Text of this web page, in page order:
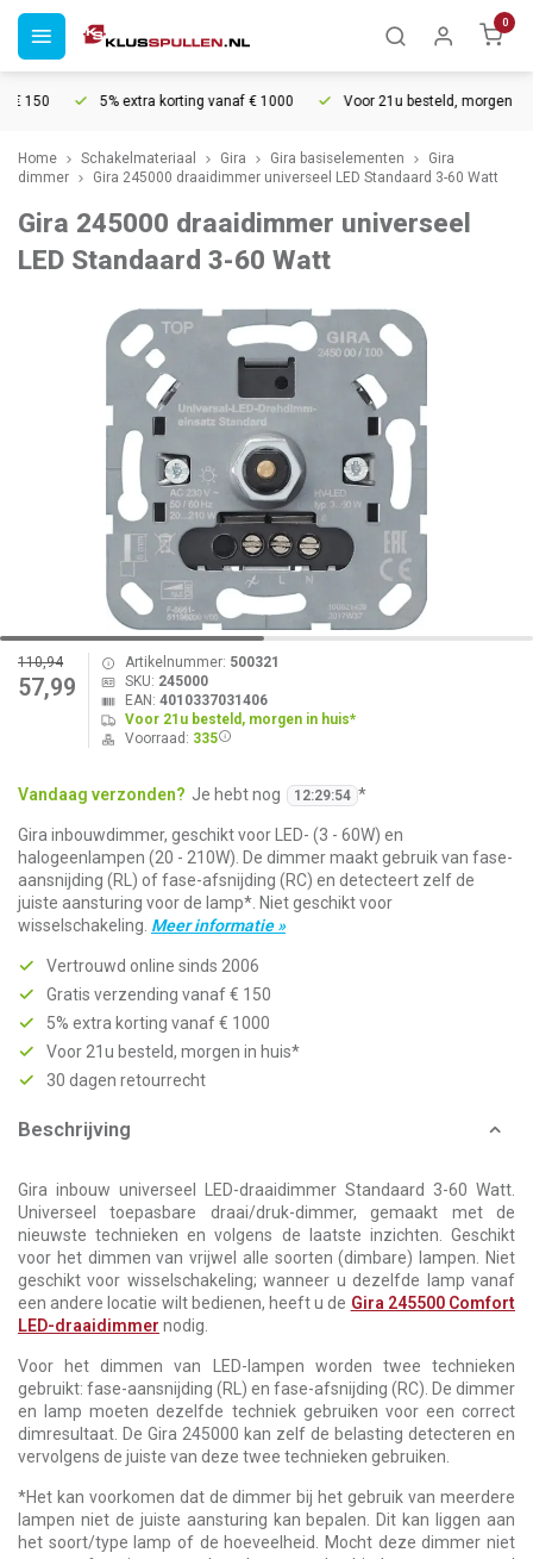
0
5% extra korting vanaf € 1000 Voor 21u besteld, morgen in huis*
Home Schakelmateriaal Gira Gira basiselementen
Gira
dimmer
Gira 245000 draaidimmer universeel LED Standaard 3-60 Watt
Gira 245000 draaidimmer universeel
LED Standaard 3-60 Watt
110,94
57,99
Artikelnummer: 500321
SKU: 245000
EAN: 4010337031406
Voor 21u besteld, morgen in huis*
Voorraad: 335
Vandaag verzonden? Je hebt nog 12:29:54 *
Gira inbouwdimmer, geschikt voor LED- (3 - 60W) en
halogeenlampen (20 - 210W). De dimmer maakt gebruik van fase-
aansnijding (RL) of fase-afsnijding (RC) en detecteert zelf de
juiste aansturing voor de lamp*. Niet geschikt voor
wisselschakeling. Meer informatie »
Vertrouwd online sinds 2006
Gratis verzending vanaf € 150
5% extra korting vanaf € 1000
Voor 21u besteld, morgen in huis*
30 dagen retourrecht
Beschrijving
Gira inbouw universeel LED-draaidimmer Standaard 3-60 Watt.
Universeel toepasbare draai/druk-dimmer, gemaakt met de
nieuwste technieken en volgens de laatste inzichten. Geschikt
voor het dimmen van vrijwel alle soorten (dimbare) lampen. Niet
geschikt voor wisselschakeling; wanneer u dezelfde lamp vanaf
een andere locatie wilt bedienen, heeft u de Gira 245500 Comfort
LED-draaidimmer nodig.
Voor het dimmen van LED-lampen worden twee technieken
gebruikt: fase-aansnijding (RL) en fase-afsnijding (RC). De dimmer
en lamp moeten dezelfde techniek gebruiken voor een correct
dimresultaat. De Gira 245000 kan zelf de belasting detecteren en
vervolgens de juiste van deze twee technieken gebruiken.
*Het kan voorkomen dat de dimmer bij het gebruik van meerdere
lampen niet de juiste aansturing kan bepalen. Dit kan liggen aan
het soort/type lamp of de hoeveelheid. Mocht deze dimmer niet